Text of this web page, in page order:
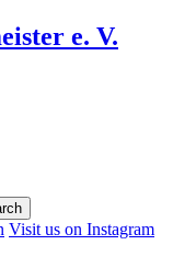
e. V.
Visit us on Instagram